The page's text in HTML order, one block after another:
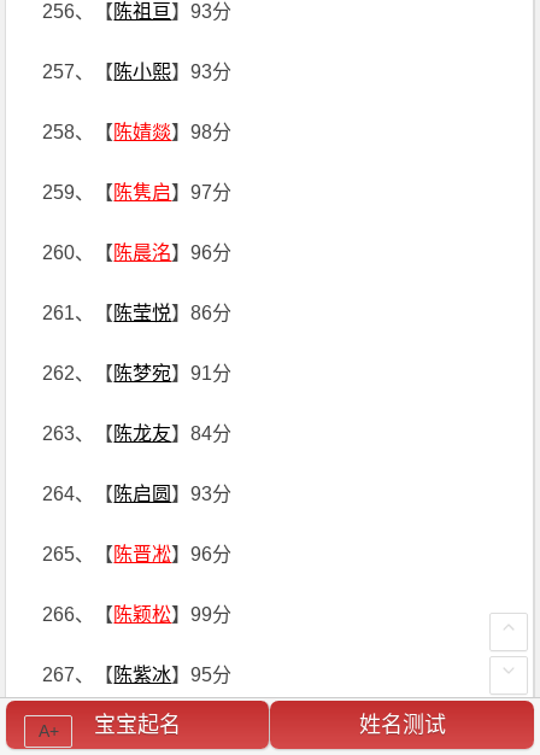
256、【 陈祖亘】93分
257、【 陈小熙】93分
258、【 陈婧燚】98分
259、【 陈隽启】97分
260、【 陈晨洺】96分
261、【 陈莹悦】86分
262、【 陈梦宛】91分
263、【 陈龙友】84分
264、【 陈启圆 】93分
265、【 陈晋凇】96分
266、【 陈颖松】99分
267、【 陈紫冰】95分
268、【陈家晔】93分
宝宝起名 姓名测试
A+